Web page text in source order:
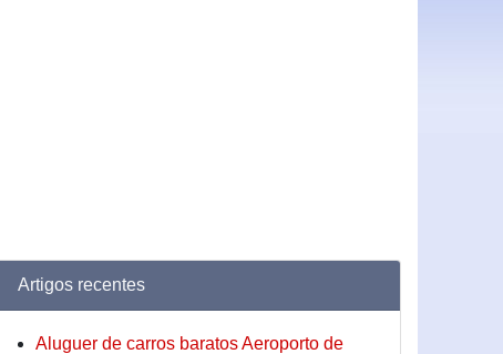
Artigos recentes
Aluguer de carros baratos Aeroporto de